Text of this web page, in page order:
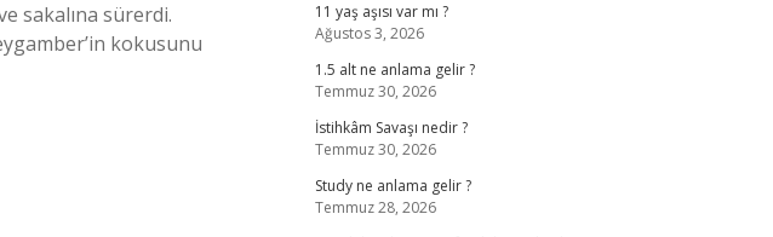
sakalına sürerdi.
kokusunu
11 yaş aşısı var mı ?
Ağustos 3, 2026
1.5 alt ne anlama gelir ?
Temmuz 30, 2026
İstihkâm Savaşı nedir ?
Temmuz 30, 2026
Study ne anlama gelir ?
Temmuz 28, 2026